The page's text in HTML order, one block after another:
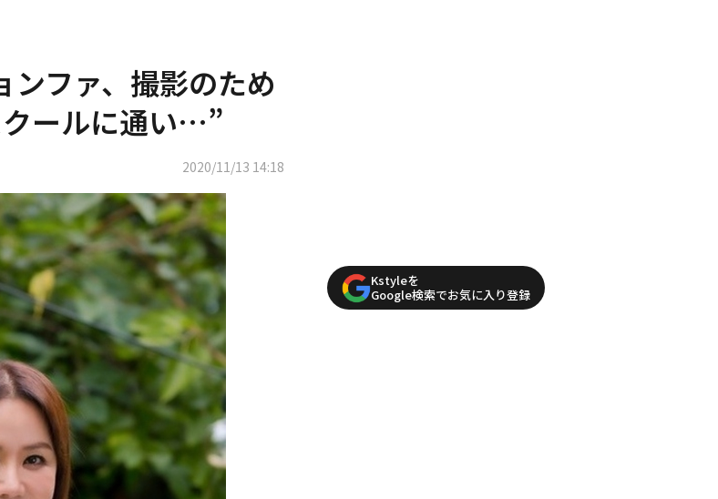
ンファ、撮影のため
ールに通い…”
2020/11/13 14:18
Kstyleを
Google検索でお気に入り登録